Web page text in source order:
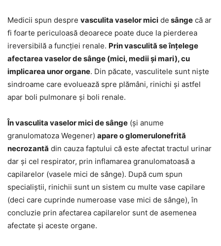
Medicii spun despre vasculita vaselor mici de sânge că ar
fi foarte periculoasă deoarece poate duce la pierderea
ireversibilă a funcției renale. Prin vasculită se înțelege
afectarea vaselor de sânge (mici, medii și mari), cu
implicarea unor organe. Din păcate, vasculitele sunt niște
sindroame care evoluează spre plămâni, rinichi și astfel
apar boli pulmonare și boli renale.
În vasculita vaselor mici de sânge (și anume
granulomatoza Wegener) apare o glomerulonefrită
necrozantă din cauza faptului că este afectat tractul urinar
dar și cel respirator, prin inflamarea granulomatoasă a
capilarelor (vasele mici de sânge). După cum spun
specialiștii, rinichii sunt un sistem cu multe vase capilare
(deci care cuprinde numeroase vase mici de sânge), în
concluzie prin afectarea capilarelor sunt de asemenea
afectate și aceste organe.